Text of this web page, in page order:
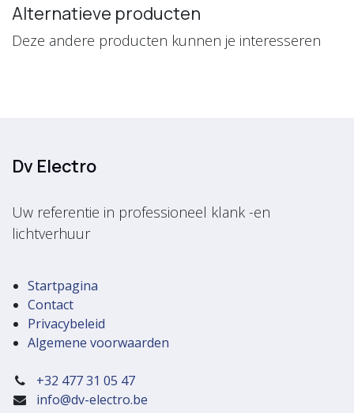
Alternatieve producten
Deze andere producten kunnen je interesseren
Dv Electro
Uw referentie in professioneel klank -en
lichtverhuur
Startpagina
Contact
Privacybeleid
Algemene voorwaarden
+32 477 31 05 47
info@dv-electro.be